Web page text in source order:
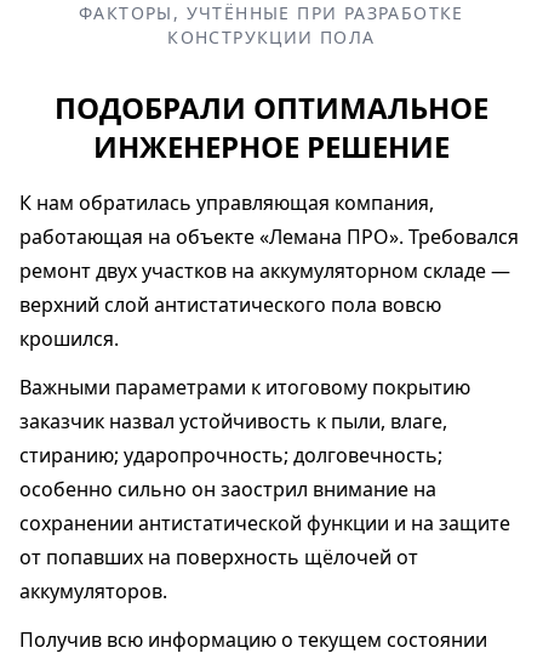
ФАКТОРЫ, УЧТЁННЫЕ ПРИ РАЗРАБОТКЕ
КОНСТРУКЦИИ ПОЛА
ПОДОБРАЛИ ОПТИМАЛЬНОЕ
ИНЖЕНЕРНОЕ РЕШЕНИЕ
К нам обратилась управляющая компания,
работающая на объекте «Лемана ПРО». Требовался
ремонт двух участков на аккумуляторном складе —
верхний слой антистатического пола вовсю
крошился.
Важными параметрами к итоговому покрытию
заказчик назвал устойчивость к пыли, влаге,
стиранию; ударопрочность; долговечность;
особенно сильно он заострил внимание на
сохранении антистатической функции и на защите
от попавших на поверхность щёлочей от
аккумуляторов.
Получив всю информацию о текущем состоянии